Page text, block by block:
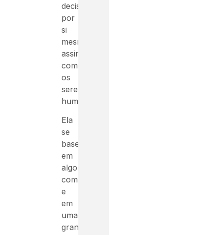
decisões
por
si
mesmas,
assim
como
os
seres
humanos.
Ela
se
baseia
em
algoritmos
complexos
e
em
uma
grande